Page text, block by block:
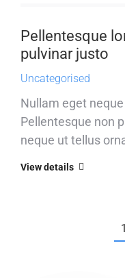
Pellentesque
pulvinar justo
Uncategorised
Nullam eget
Pellentesque non
neque ut tellus
View details
1